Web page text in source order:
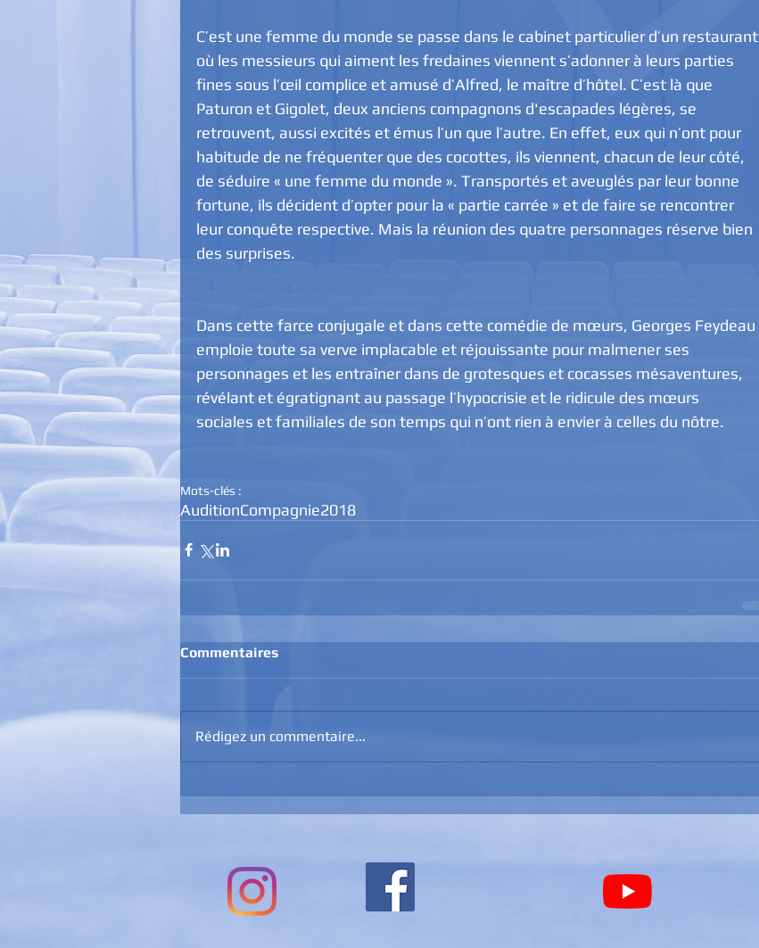
C’est une femme du monde se passe dans le cabinet particulier d’un restaurant
où les messieurs qui aiment les fredaines viennent s’adonner à leurs parties
fines sous l’œil complice et amusé d’Alfred, le maître d’hôtel. C’est là que
Paturon et Gigolet, deux anciens compagnons d'escapades légères, se
retrouvent, aussi excités et émus l’un que l’autre. En effet, eux qui n’ont pour
habitude de ne fréquenter que des cocottes, ils viennent, chacun de leur côté,
de séduire « une femme du monde ». Transportés et aveuglés par leur bonne
fortune, ils décident d’opter pour la « partie carrée » et de faire se rencontrer
leur conquête respective. Mais la réunion des quatre personnages réserve bien
des surprises.
Dans cette farce conjugale et dans cette comédie de mœurs, Georges Feydeau
emploie toute sa verve implacable et réjouissante pour malmener ses
personnages et les entraîner dans de grotesques et cocasses mésaventures,
révélant et égratignant au passage l’hypocrisie et le ridicule des mœurs
sociales et familiales de son temps qui n’ont rien à envier à celles du nôtre.
Mots-clés :
AuditionCompagnie2018
Commentaires
Rédigez un commentaire...